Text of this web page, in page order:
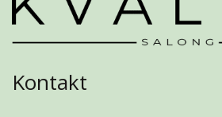
Kontakt